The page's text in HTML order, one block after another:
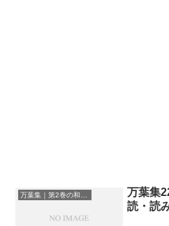
万葉集
読・読